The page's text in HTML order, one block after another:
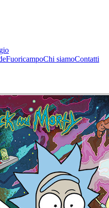
FuoricampoChi siamoContatti